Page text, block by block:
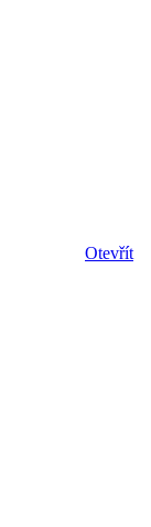
Otevřít